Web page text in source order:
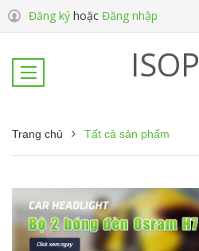
Đăng ký hoặc Đăng nhập
ISOP
Trang chủ Tất cả sản phẩm